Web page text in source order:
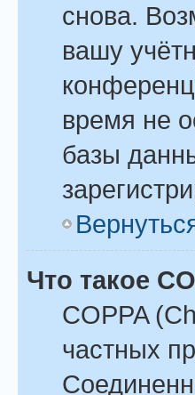
снова.
вашу
время не
базы
Что такое
COPPA
частных